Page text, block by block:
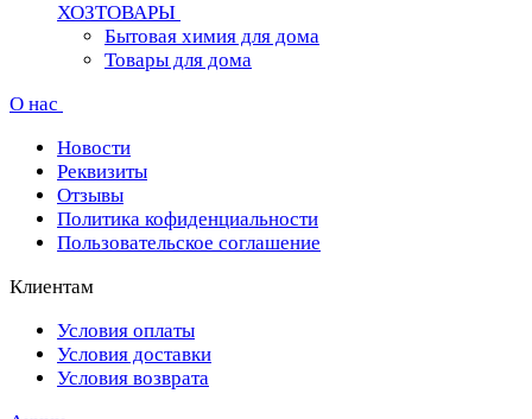
ХОЗТОВАРЫ
Бытовая химия для дома
Товары для дома
О нас
Новости
Реквизиты
Отзывы
Политика кофиденциальности
Пользовательское соглашение
Клиентам
Условия оплаты
Условия доставки
Условия возврата